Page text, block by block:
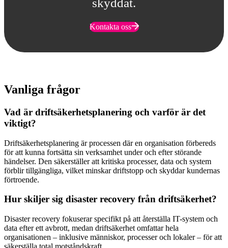
skyddat.
Kontakta oss
Vanliga frågor
Vad är driftsäkerhetsplanering och varför är det
viktigt?
Driftsäkerhetsplanering är processen där en organisation förbereds
för att kunna fortsätta sin verksamhet under och efter störande
händelser. Den säkerställer att kritiska processer, data och system
förblir tillgängliga, vilket minskar driftstopp och skyddar kundernas
förtroende.
Hur skiljer sig disaster recovery från driftsäkerhet?
Disaster recovery fokuserar specifikt på att återställa IT-system och
data efter ett avbrott, medan driftsäkerhet omfattar hela
organisationen – inklusive människor, processer och lokaler – för att
säkerställa total motståndskraft.